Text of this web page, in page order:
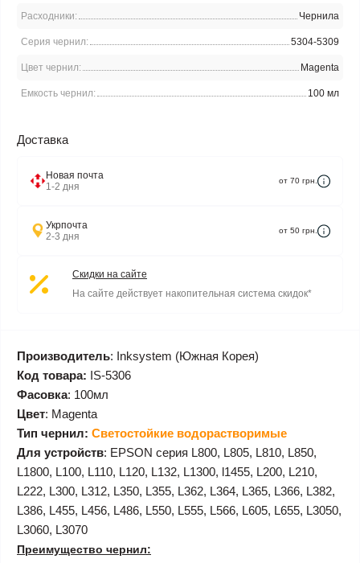
Расходники: Чернила
Серия чернил: 5304-5309
Цвет чернил: Magenta
Емкость чернил: 100 мл
Доставка
Новая почта
1-2 дня
от 70 грн.
Укрпочта
2-3 дня
от 50 грн.
Скидки на сайте
На сайте действует накопительная система скидок*
Производитель: Inksystem (Южная Корея)
Код товара: IS-5306
Фасовка: 100мл
Цвет: Magenta
Тип чернил: Светостойкие водорастворимые
Для устройств: EPSON серия L800, L805, L810, L850,
L1800, L100, L110, L120, L132, L1300, l1455, L200, L210,
L222, L300, L312, L350, L355, L362, L364, L365, L366, L382,
L386, L455, L456, L486, L550, L555, L566, L605, L655, L3050,
L3060, L3070
Преимущество чернил: